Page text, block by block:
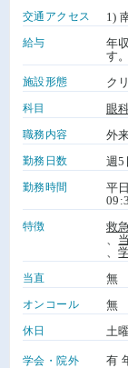
交通アクセス 1)
給与
年
す。
施設形態 ク
科目 眼
職務内容 外
勤務日数 週5
勤務時間
平
特徴 救
、
当直 無
オンコール 無
休日 土
学会・院外
有